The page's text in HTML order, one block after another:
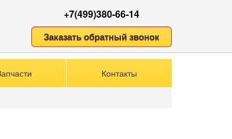
+7(499)380-66-14
Заказать обратный звонок
Контакты